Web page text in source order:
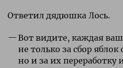
Ответил дядюшка Лось.
Вот видите, каждая
не только за сбор
но и за их переработку